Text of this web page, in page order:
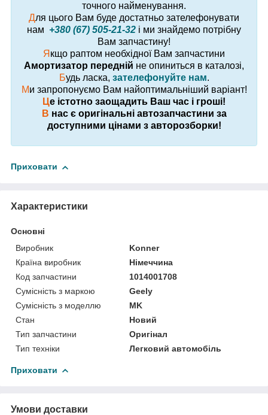
точного найменування.
Для цього Вам буде достатньо зателефонувати
нам +380 (67) 505-21-32 і ми знайдемо потрібну
Вам запчастину!
Я кщо раптом необхідної Вам запчастини
Амортизатор передній не опиниться в каталозі,
Будь ласка, зателефонуйте нам.
Ми запропонуємо Вам найоптимальніший варіант!
Це істотно заощадить Ваш час і гроші!
В нас є оригінальні автозапчастини за
доступними цінами з авторозборки!
Приховати
Характеристики
Основні
Виробник
Konner
Країна виробник
Німеччина
Код запчастини
1014001708
Сумісність з маркою
Geely
Сумісність з моделлю
MK
Стан
Новий
Тип запчастини
Оригінал
Тип техніки
Легковий автомобіль
Приховати
Умови доставки